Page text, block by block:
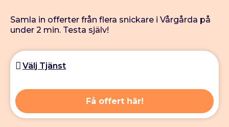
Samla in offerter från flera snickare i Vårgårda på
under 2 min. Testa själv!
Få offert här!